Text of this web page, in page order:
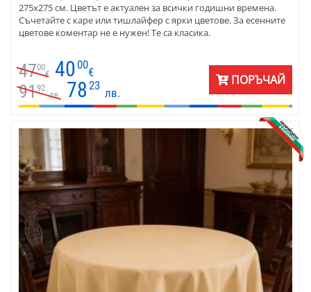
275х275 см. Цветът е актуален за всички годишни времена.
Съчетайте с каре или тишлайфер с ярки цветове. За есенните
цветове коментар не е нужен! Те са класика.
4700
€ 40 00
€
9192
лв. 78 23
лв.
ПОРЪЧАЙ